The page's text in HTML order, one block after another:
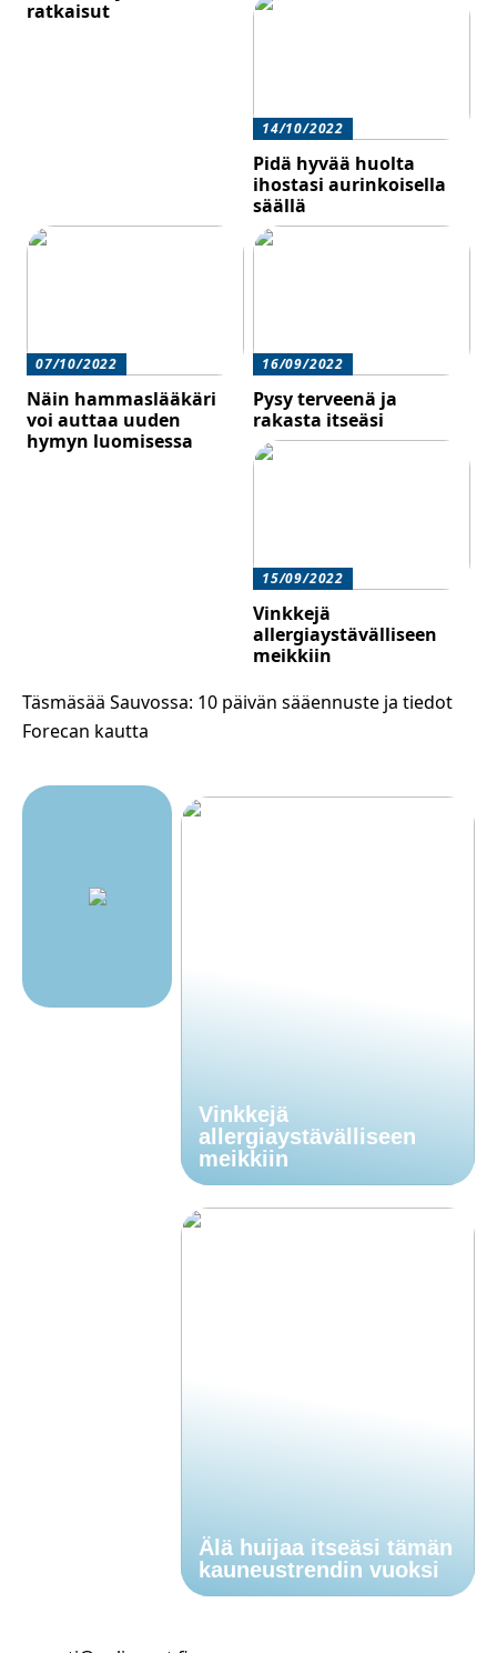
ratkaisut
14/10/2022
Pidä hyvää huolta
ihostasi aurinkoisella
säällä
07/10/2022
Näin hammaslääkäri
voi auttaa uuden
hymyn luomisessa
16/09/2022
Pysy terveenä ja
rakasta itseäsi
15/09/2022
Vinkkejä
allergiaystävälliseen
meikkiin
Täsmäsää Sauvossa: 10 päivän sääennuste ja tiedot
Forecan kautta
Vinkkejä
allergiaystävälliseen
meikkiin
Älä huijaa itseäsi tämän
kauneustrendin vuoksi